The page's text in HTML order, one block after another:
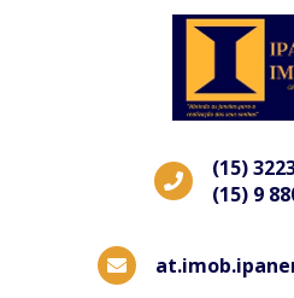
(15)
(15) 9